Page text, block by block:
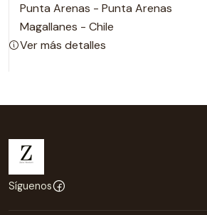
Punta Arenas - Punta Arenas
Magallanes - Chile
Ver más detalles
Síguenos